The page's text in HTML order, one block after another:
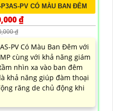
PV CÓ MÀU BAN ĐÊM
₫
₫
PV Có Màu Ban Đêm với
cùng với khả năng giám
nhìn xa vào ban đêm
khả năng giúp đàm thoại
răng de chủ động khi